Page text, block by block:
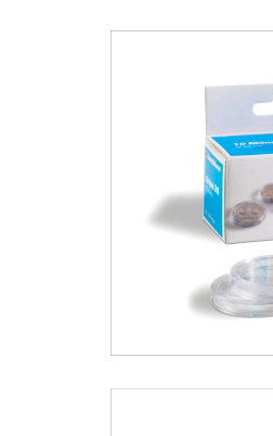
európsky